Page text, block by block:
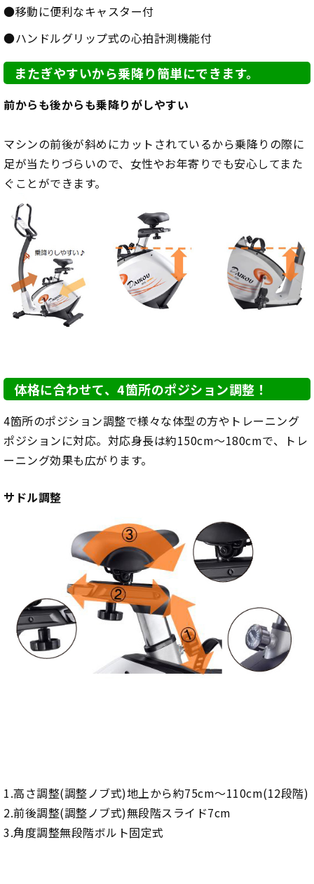
●移動に便利なキャスター付
●ハンドルグリップ式の心拍計測機能付
またぎやすいから乗降り簡単にできます。
前からも後からも乗降りがしやすい
マシンの前後が斜めにカットされているから乗降りの際に
足が当たりづらいので、女性やお年寄りでも安心してまた
ぐことができます。
体格に合わせて、4箇所のポジション調整！
4箇所のポジション調整で様々な体型の方やトレーニング
ポジションに対応。対応身長は約150cm～180cmで、トレ
ーニング効果も広がります。
サドル調整
1.高さ調整(調整ノブ式)地上から約75cm～110cm(12段階)
2.前後調整(調整ノブ式)無段階スライド7cm
3.角度調整無段階ボルト固定式